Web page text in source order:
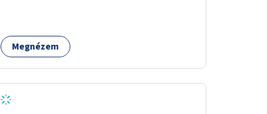
Megnézem